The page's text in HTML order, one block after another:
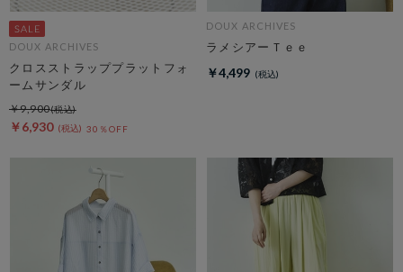
DOUX ARCHIVES
クロスストラッププラットフォ
ームサンダル
￥6,930 30％OFF
￥9,900
DOUX ARCHIVES
ラメシアーＴｅｅ
￥4,499